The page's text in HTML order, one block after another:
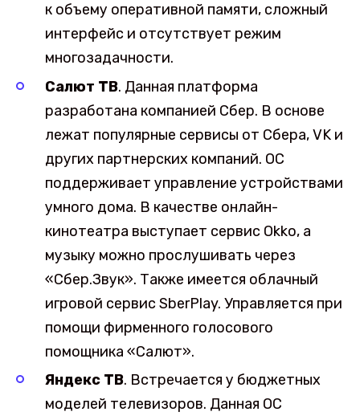
к объему оперативной памяти, сложный
интерфейс и отсутствует режим
многозадачности.
Салют ТВ. Данная платформа
разработана компанией Сбер. В основе
лежат популярные сервисы от Сбера, VK и
других партнерских компаний. ОС
поддерживает управление устройствами
умного дома. В качестве онлайн-
кинотеатра выступает сервис Okko, а
музыку можно прослушивать через
«Сбер.Звук». Также имеется облачный
игровой сервис SberPlay. Управляется при
помощи фирменного голосового
помощника «Салют».
Яндекс ТВ. Встречается у бюджетных
моделей телевизоров. Данная ОС